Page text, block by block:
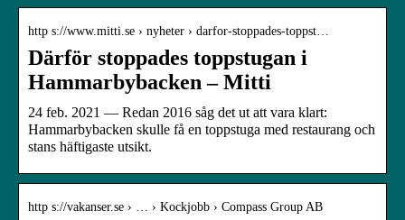
http s://www.mitti.se › nyheter › darfor-stoppades-toppst…
Därför stoppades toppstugan i
Hammarbybacken – Mitti
24 feb. 2021 — Redan 2016 såg det ut att vara klart:
Hammarbybacken skulle få en toppstuga med restaurang och
stans häftigaste utsikt.
http s://vakanser.se › … › Kockjobb › Compass Group AB